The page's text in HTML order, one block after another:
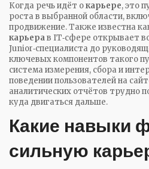
Когда речь идёт окарьере,это
роста в выбранной области,
продвижение. Также известна
карьерав IT‑сфере открывает
Junior‑специалиста до
ключевых компонентов такого
система измерения, сбора и
поведении пользователей на
аналитических отчётов трудно
куда двигаться дальше.
Какие навыки
сильную